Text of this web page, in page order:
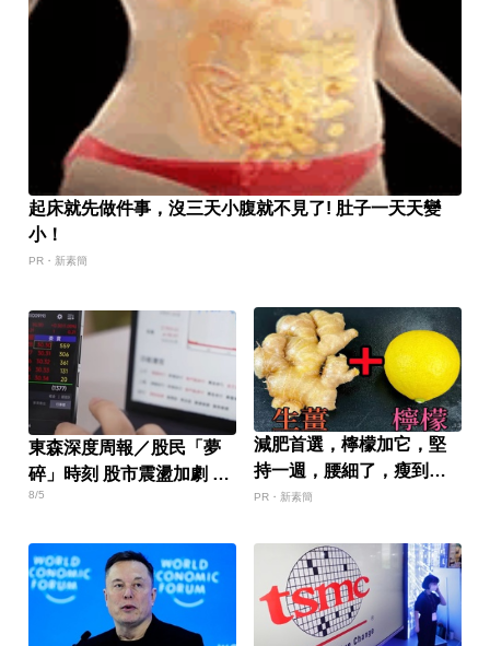
起床就先做件事，沒三天小腹就不見了! 肚子一天天變
小！
PR・新素簡
東森深度周報／股民「夢
碎」時刻 股市震盪加劇 投
資迷思現形
8/5
減肥首選，檸檬加它，堅
持一週，腰細了，瘦到你
懷疑人生
PR・新素簡